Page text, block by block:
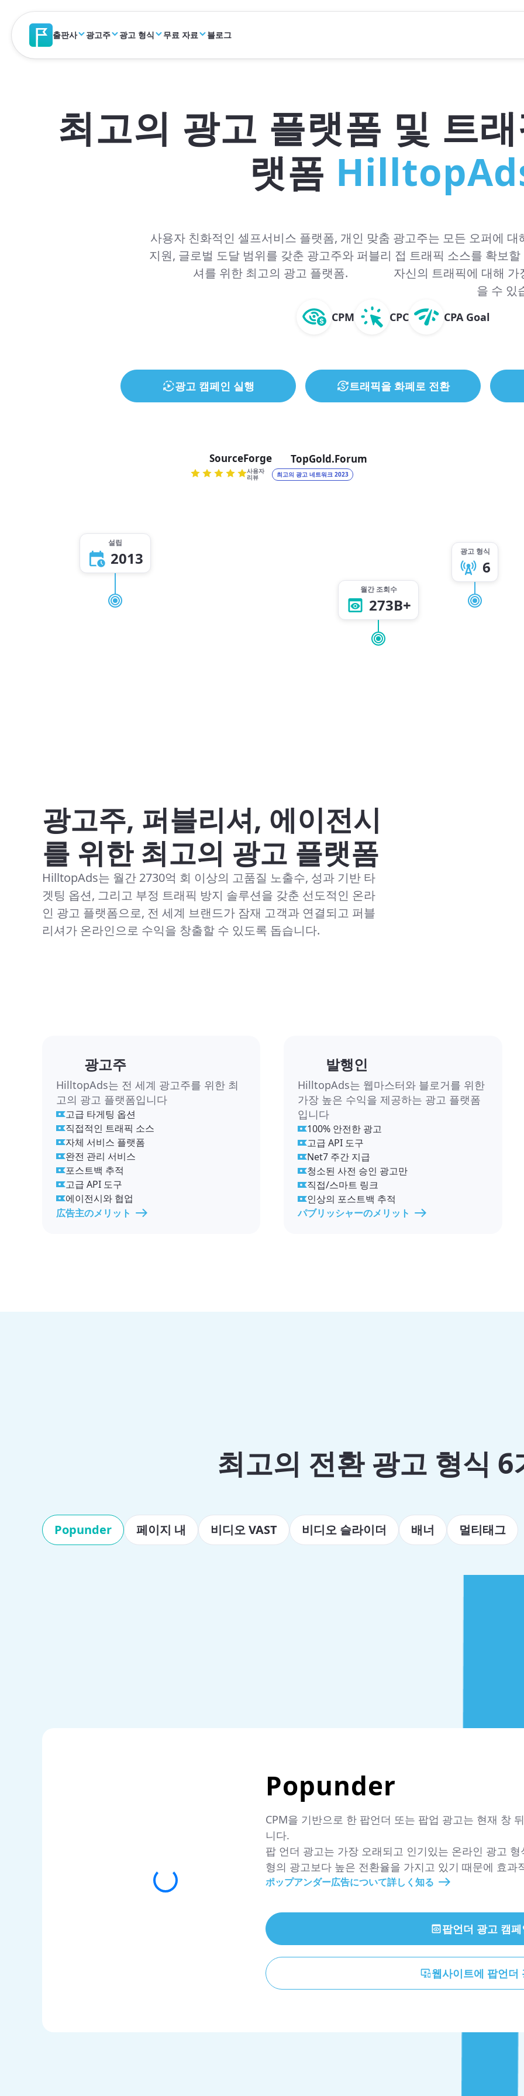
출판사 광고주 광고 형식 무료 자료 블로그
최고의 광고 플랫폼 및 트
랫폼
사용자 친화적인 셀프서비스 플랫폼, 개인 맞춤
지원, 글로벌 도달 범위를 갖춘 광고주와 퍼블리
셔를 위한 최고의 광고 플랫폼.
광고주는 모든 오퍼에
접 트래픽 소스를 확보
자신의 트래픽에 대해
을 수 있
CPM CPC CPA Goal
광고 캠페인 실행 트래픽을 화폐로 전환
SourceForge
사용자
리뷰
TopGold.Forum
최고의 광고 네트워크 2023
설립
2013
월간 조회수
273B+
광고 형식
6
광고주, 퍼블리셔, 에이전시
를 위한 최고의 광고 플랫폼
HilltopAds는 월간 2730억 회 이상의 고품질 노출수, 성과 기반 타
겟팅 옵션, 그리고 부정 트래픽 방지 솔루션을 갖춘 선도적인 온라
인 광고 플랫폼으로, 전 세계 브랜드가 잠재 고객과 연결되고 퍼블
리셔가 온라인으로 수익을 창출할 수 있도록 돕습니다.
광고주
HilltopAds는 전 세계 광고주를 위한 최
고의 광고 플랫폼입니다
고급 타게팅 옵션
직접적인 트래픽 소스
자체 서비스 플랫폼
완전 관리 서비스
포스트백 추적
고급 API 도구
에이전시와 협업
広告主のメリット
발행인
HilltopAds는 웹마스터와 블로거를 위한
가장 높은 수익을 제공하는 광고 플랫폼
입니다
100% 안전한 광고
고급 API 도구
Net7 주간 지급
청소된 사전 승인 광고만
직접/스마트 링크
인상의 포스트백 추적
パブリッシャーのメリット
최고의 전환 광고 형식 6
Popunder 페이지 내 비디오 VAST 비디오 슬라이더 배너 멀티태그
Popunder
CPM을 기반으로 한 팝언더 또는 팝업 광고는 현재 창
니다.
팝 언더 광고는 가장 오래되고 인기있는 온라인 광고
형의 광고보다 높은 전환율을 가지고 있기 때문에 효과
ポップアンダー広告について詳しく知る
팝언더 광고 캠
웹사이트에 팝언더